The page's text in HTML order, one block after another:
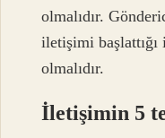
olmalıdır.
iletişimi
olmalıdır.
İletişimin 5